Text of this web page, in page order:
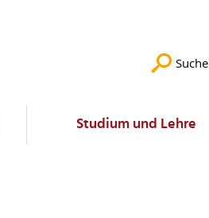
Suche
Studium und Lehre